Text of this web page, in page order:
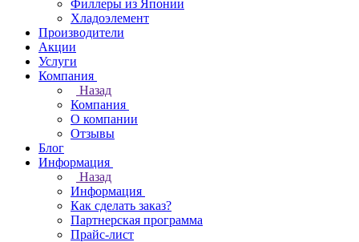
Филлеры из Японии
Хладоэлемент
Производители
Акции
Услуги
Компания
Назад
Компания
О компании
Отзывы
Блог
Информация
Назад
Информация
Как сделать заказ?
Партнерская программа
Прайс-лист